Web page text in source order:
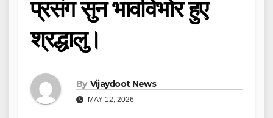
प्रसंग सुन भावविभोर हुए
श्रद्धालु।
By Vijaydoot News
MAY 12, 2026